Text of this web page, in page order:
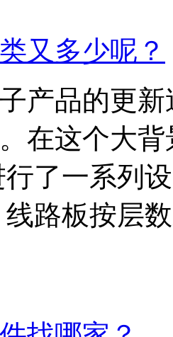
又多少呢？
品的更新
在这个大
了一系列
板按层数